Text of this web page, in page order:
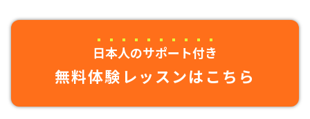
日本人のサポート付き
無料体験レッスンはこちら